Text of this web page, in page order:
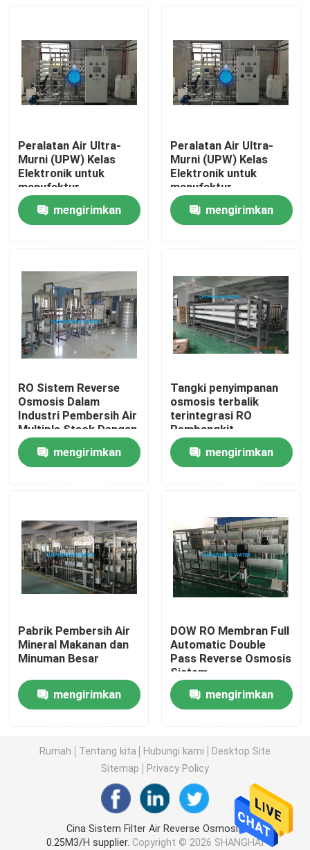
Rumah
Produk
video
Tentang kami
Tur Pabrik
Kontrol kualitas
Hubungi kami
Permintaan Penawaran
Sistem Air Farmasi
Sistem Distilasi Multi-Efek (MED)
Sistem Persiapan Larutan
Sistem CIP & SIP
Sistem Air Ultra Murni Berkualitas Elektronik (UPW)
Sistem Air Medis
Sistem RO Desalinasi Air Laut
Peralatan Air Ultra-
Murni (UPW) Kelas
Elektronik untuk
manufaktur
semikonduktor,
mikrochip, dan
tampilan panel datar.
mengirimkan
Peralatan Air Ultra-
Murni (UPW) Kelas
Elektronik untuk
manufaktur
semikonduktor,
mikrochip, dan
tampilan panel datar.
mengirimkan
RO Sistem Reverse
Osmosis Dalam
Industri Pembersih Air
Multiple Stack Dengan
Iq,Oq
mengirimkan
Tangki penyimpanan
osmosis terbalik
terintegrasi RO
Pembangkit
pengolahan untuk
makanan dan minuman
mengirimkan
Pabrik Pembersih Air
Mineral Makanan dan
Minuman Besar
mengirimkan
DOW RO Membran Full
Automatic Double
Pass Reverse Osmosis
Sistem
mengirimkan
Rumah Tentang kita Hubungi kami
Desktop Site
Sitemap
Privacy Policy
Cina Sistem Filter Air Reverse Osmosis
0.25M3/H supplier. Copyright © 2026 SHANGHAI